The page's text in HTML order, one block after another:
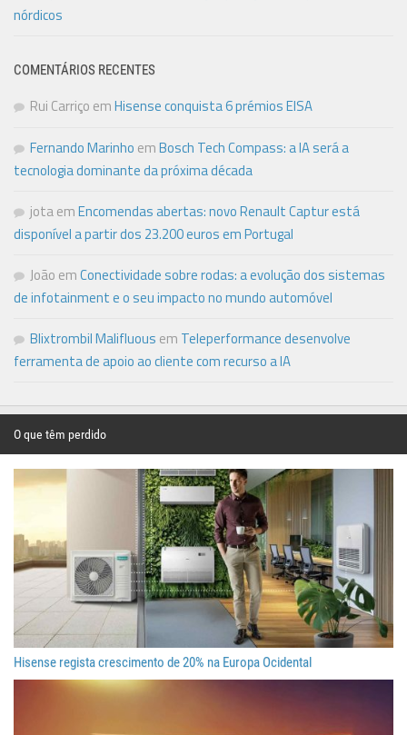
nórdicos
COMENTÁRIOS RECENTES
Rui Carriço emHisense conquista 6 prémios EISA
Fernando Marinho emBosch Tech Compass: a IA será a
tecnologia dominante da próxima década
jotaemEncomendas abertas: novo Renault Captur está
disponível a partir dos 23.200 euros em Portugal
João emConectividade sobre rodas: a evolução dos sistemas
de infotainment e o seu impacto no mundo automóvel
Blixtrombil Malifluous em Teleperformance desenvolve
ferramenta de apoio ao cliente com recurso a IA
O que têm perdido
Hisense regista crescimento de 20% na Europa Ocidental